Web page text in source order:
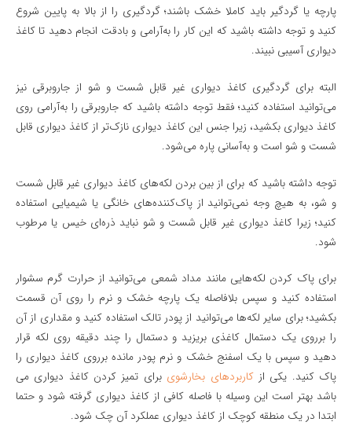
پارچه یا گردگیر باید کاملا خشک باشند؛ گردگیری را از بالا به پایین شروع
کنید و توجه داشته باشید که این کار را به‌آرامی و بادقت انجام دهید تا کاغذ
دیواری آسیبی نبیند.
البته برای گردگیری کاغذ دیواری غیر قابل شست و شو از جاروبرقی نیز
می‌توانید استفاده کنید؛ فقط توجه داشته باشید که جاروبرقی را به‌آرامی روی
کاغذ دیواری بکشید، زیرا جنس این کاغذ دیواری نازک‌تر از کاغذ دیواری قابل
شست و شو است و به‌آسانی پاره می‌شود.
توجه داشته باشید که برای از بین بردن لکه‌های کاغذ دیواری غیر قابل شست
و شو، به هیچ وجه نمی‌توانید از پاک‌کننده‌های خانگی یا شیمیایی استفاده
کنید؛ زیرا کاغذ دیواری غیر قابل شست و شو نباید ذره‌ای خیس یا مرطوب
شود.
برای پاک کردن لکه‌هایی مانند مداد شمعی می‌توانید از حرارت گرم سشوار
استفاده کنید و سپس بلافاصله یک پارچه خشک و نرم را روی آن قسمت
بکشید؛ برای سایر لکه‌ها می‌توانید از پودر تالک استفاده کنید و مقداری از آن
را برروی یک دستمال کاغذی بریزید و دستمال را چند دقیقه روی لکه قرار
دهید و سپس با یک اسفنج خشک و نرم پودر مانده برروی کاغذ دیواری را
پاک کنید. یکی ازکاربردهای بخارشوی برای تمیز کردن کاغذ دیواری می
باشد بهتر است این وسیله با فاصله کافی از کاغذ دیواری گرفته شود و حتما
ابتدا در یک منطقه کوچک از کاغذ دیواری عملکرد آن چک شود.